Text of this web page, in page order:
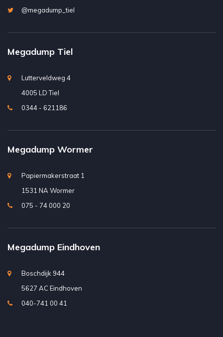
@megadump_tiel
Megadump Tiel
Lutterveldweg 4
4005 LD Tiel
0344 - 621186
Megadump Wormer
Papiermakerstraat 1
1531 NA Wormer
075 - 74 000 20
Megadump Eindhoven
Boschdijk 944
5627 AC Eindhoven
040-741 00 41